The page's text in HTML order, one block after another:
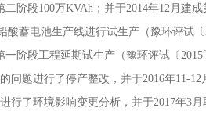
阶段100万KVAh；并于2014年12月建
蓄电池生产线进行试生产（豫环评试
阶段工程延期试生产（豫环评试〔
题进行了停产整改，并于2016年11-
了环境影响变更分析，并于2017年3